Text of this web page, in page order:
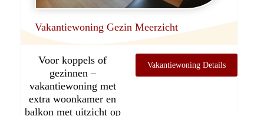
Vakantiewoning Gezin Meerzicht
Voor koppels of
gezinnen –
vakantiewoning met
extra woonkamer en
balkon met uitzicht op
Vakantiewoning Details